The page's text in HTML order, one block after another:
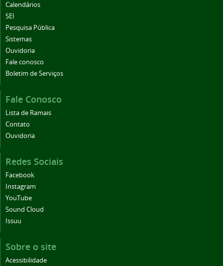
Calendários
SEI
Pesquisa Pública
Sistemas
Ouvidoria
Fale conosco
Boletim de Serviços
Fale Conosco
Lista de Ramais
Contato
Ouvidoria
Redes Sociais
Facebook
Instagram
YouTube
Sound Cloud
Issuu
Sobre o site
Acessibilidade